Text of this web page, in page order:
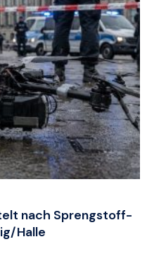
nach Sprengstoff-
Halle